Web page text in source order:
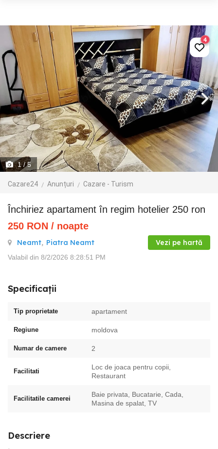
1/ 5
Cazare24 Anunțuri Cazare - Turism
4
Închiriez apartament în regim hotelier 250 ron
250 RON / noapte
Neamt, Piatra Neamt Vezi pe hartă
Valabil din 8/2/2026 8:28:51 PM
Specificații
Tip proprietate apartament
Regiune moldova
Numar de camere 2
Facilitati
Loc de joaca pentru copii,
Restaurant
Facilitatile camerei
Baie privata, Bucatarie, Cada,
Masina de spalat, TV
Descriere